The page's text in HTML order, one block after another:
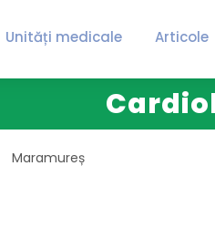
Unități medicale Articole
Maramureș